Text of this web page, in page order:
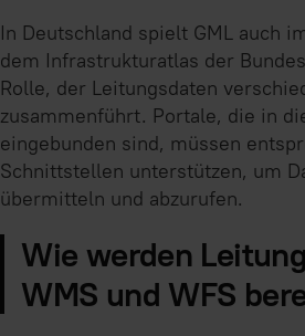
In Deutschland spielt GML auch
dem Infrastrukturatlas der
Rolle, der Leitungsdaten
zusammenführt. Portale, die in
eingebunden sind, müssen
Schnittstellen unterstützen, um
übermitteln und abzurufen.
Wie werden
WMS und WFS